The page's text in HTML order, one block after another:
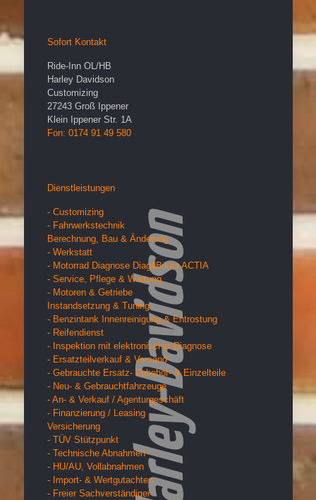
Sofort Kontakt
Ride-Inn OL/HB
Harley Davidson
Customizing
27243 Groß Ippener
Klein Ippener Str. 1A
Fon: 0174 91 49 580
Dienstleistungen
- Customizing
- Fahrwerkstechnik
Berechnung, Bau & Änderung
- Werkstatt
- Motorrad Diagnose Diag4Bikes ACTIA
- Service, Pflege & Wartung
- Motoren & Getriebe
Instandsetzung & Tuning
- Benzintank Innenreinigung & Entrostung
- Reifendienst
- Inspektion mit elektronischer Diagnose
- Ersatzteilverkauf & Versand
- Gebrauchte Ersatz- Zubehör- & Einzelteile
- Neu- & Gebrauchtfahrzeuge
- An- & Verkauf / Agenturgeschäft
- Finanzierung / Leasing
Versicherung
- TÜV Stützpunkt
- Technische Abnahmen
- HU/AU, Vollabnahmen
- Import- & Wertgutachten
- Freier Sachverständiger